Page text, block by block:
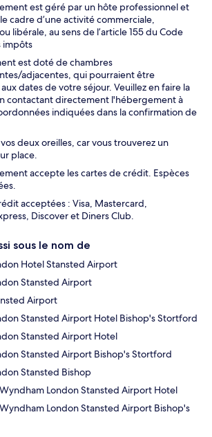
est géré par un hôte professionnel et
cadre d’une activité commerciale,
libérale, au sens de l’article 155 du Code
impôts
est doté de chambres
adjacentes, qui pourraient être
dates de votre séjour. Veuillez en faire la
contactant directement l'hébergement à
indiquées dans la confirmation de
deux oreilles, car vous trouverez un
place.
accepte les cartes de crédit. Espèces
acceptées : Visa, Mastercard,
Discover et Diners Club.
sous le nom de
Hotel Stansted Airport
Stansted Airport
Airport
Stansted Airport Hotel Bishop's Stortford
Stansted Airport Hotel
Stansted Airport Bishop's Stortford
Stansted Bishop
London Stansted Airport Hotel
London Stansted Airport Bishop's